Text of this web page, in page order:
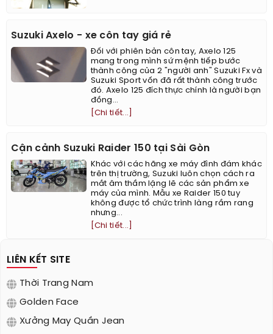
Suzuki Axelo - xe côn tay giá rẻ
Đối với phiên bản côn tay, Axelo 125
mang trong mình sứ mệnh tiếp bước
thành công của 2 "người anh" Suzuki Fx và
Suzuki Sport vốn đã rất thành công trước
đó. Axelo 125 đích thực chính là người bạn
đồng...
[Chi tiết...]
Cận cảnh Suzuki Raider 150 tại Sài Gòn
Khác với các hãng xe máy đình đám khác
trên thị trường, Suzuki luôn chọn cách ra
mắt âm thầm lặng lẽ các sản phẩm xe
máy của mình. Mẫu xe Raider 150 tuy
không được tổ chức trình làng rầm rang
nhưng...
[Chi tiết...]
LIÊN KẾT SITE
Thời Trang Nam
Golden Face
Xưởng May Quần Jean